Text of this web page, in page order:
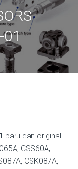
01
baru dan original
CSS60A,
CSK087A,